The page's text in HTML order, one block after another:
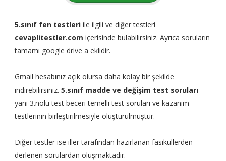
5.sınıf fen testleriile ilgili ve diğer testleri
cevaplitestler.com içerisinde bulabilirsiniz. Ayrıca soruların
tamamı google drive a eklidir.
Gmail hesabınız açık olursa daha kolay bir şekilde
indirebilirsiniz. 5.sınıf madde ve değişim test soruları
yani 3.nolu test beceri temelli test soruları ve kazanım
testlerinin birleştirilmesiyle oluşturulmuştur.
Diğer testler ise iller tarafından hazırlanan fasiküllerden
derlenen sorulardan oluşmaktadır.